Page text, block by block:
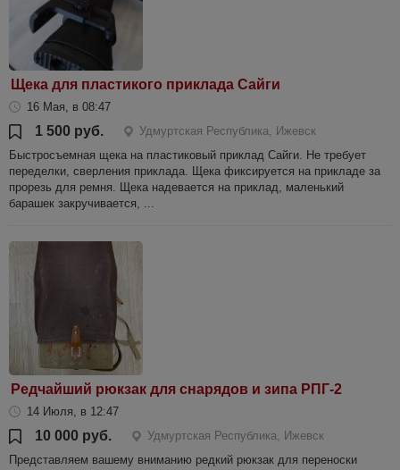
Щека для пластикого приклада Сайги
16 Мая, в 08:47
1 500 руб.
Удмуртская Республика, Ижевск
Быстросъемная щека на пластиковый приклад Сайги. Не требует
переделки, сверления приклада. Щека фиксируется на прикладе за
прорезь для ремня. Щека надевается на приклад, маленький
барашек закручивается, ...
Редчайший рюкзак для снарядов и зипа РПГ-2
14 Июля, в 12:47
10 000 руб.
Удмуртская Республика, Ижевск
Представляем вашему вниманию редкий рюкзак для переноски